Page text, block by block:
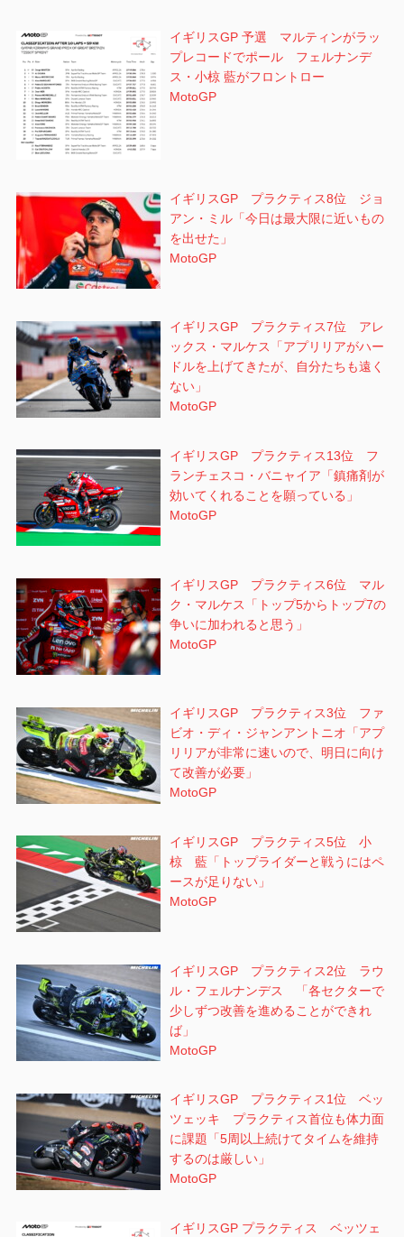
イギリスGP 予選 マルティンがラッ
プレコードでポール フェルナンデ
ス・小椋 藍がフロントロー
MotoGP
イギリスGP プラクティス8位 ジョ
アン・ミル「今日は最大限に近いもの
を出せた」
MotoGP
イギリスGP プラクティス7位 アレ
ックス・マルケス「アプリリアがハー
ドルを上げてきたが、自分たちも遠く
ない」
MotoGP
イギリスGP プラクティス13位 フ
ランチェスコ・バニャイア「鎮痛剤が
効いてくれることを願っている」
MotoGP
イギリスGP プラクティス6位 マル
ク・マルケス「トップ5からトップ7の
争いに加われると思う」
MotoGP
イギリスGP プラクティス3位 ファ
ビオ・ディ・ジャンアントニオ「アプ
リリアが非常に速いので、明日に向け
て改善が必要」
MotoGP
イギリスGP プラクティス5位 小
椋 藍「トップライダーと戦うにはペ
ースが足りない」
MotoGP
イギリスGP プラクティス2位 ラウ
ル・フェルナンデス 「各セクターで
少しずつ改善を進めることができれ
ば」
MotoGP
イギリスGP プラクティス1位 ベッ
ツェッキ プラクティス首位も体力面
に課題「5周以上続けてタイムを維持
するのは厳しい」
MotoGP
イギリスGP プラクティス ベッツェ